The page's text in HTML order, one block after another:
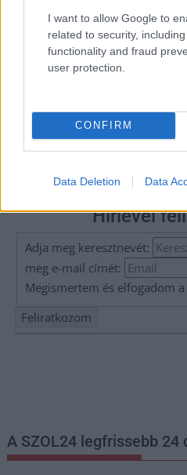
I want to allow Google to
related to security,
functionality and fraud
user protection.
CONFIRM
Data Deletion Data
Hírlevél
Adja meg keresztnevét:
meg e-mail címét:
Megismertem és elfogadom a
A SZOL24 legfrissebb 24